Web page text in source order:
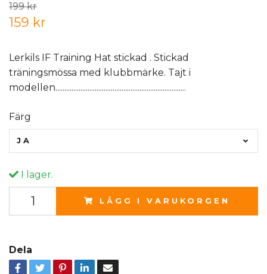
199 kr
159 kr
Lerkils IF Training Hat stickad . Stickad
träningsmössa med klubbmärke. Tajt i
modellen.........................................................................
Färg
JA
I lager.
LÄGG I VARUKORGEN
Dela